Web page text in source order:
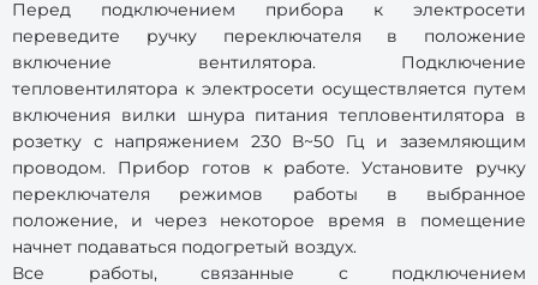
Перед подключением прибора к электросети
переведите ручку переключателя в положение
включение вентилятора. Подключение
тепловентилятора к электросети осуществляется путем
включения вилки шнура питания тепловентилятора в
розетку с напряжением 230 В~50 Гц и заземляющим
проводом. Прибор готов к работе. Установите ручку
переключателя режимов работы в выбранное
положение, и через некоторое время в помещение
начнет подаваться подогретый воздух.
Все работы, связанные с подключением